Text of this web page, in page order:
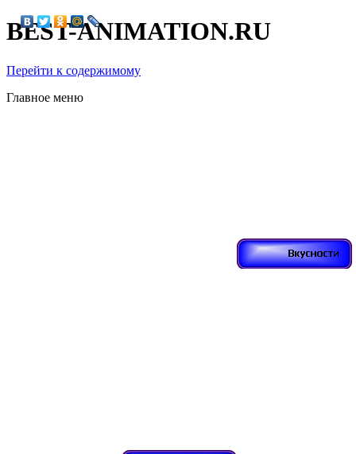
BEST-ANIMATION.RU
Перейти к содержимому
Главное меню